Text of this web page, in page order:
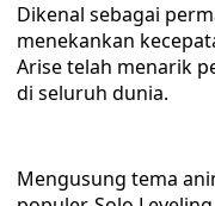
Dikenal sebagai
menekankan
Arise telah menarik
di seluruh dunia.
Mengusung tema